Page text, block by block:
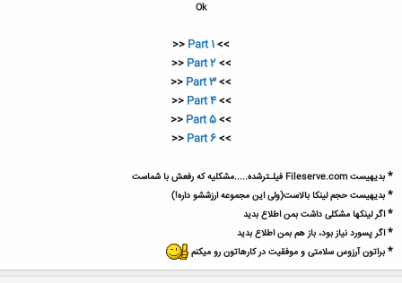
Ok
>>
<<
>>
Part 2
<<
>>
<<
>>
Part 4
<<
>>
<<
>>
Part 6
<<
*بدیهیست Fileserve.com فیلـترشده.....مشکلیه که رفعش با شماست
*بدیهیست حجم لینکا بالاست(ولی این مجموعه ارزششو داره!)
*اگر لینکها مشکلی داشت بمن اطلاع بدید
*اگر پسورد نیاز بود، باز هم بمن اطلاع بدید
*براتون آرزوس سلامتی و موفقیت در کارهاتون رو میکنم